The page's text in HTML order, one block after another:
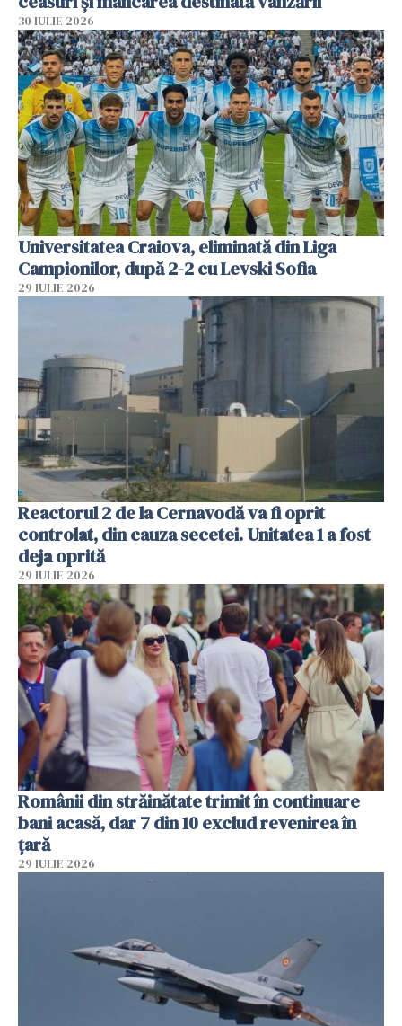
30 IULIE 2026
Universitatea Craiova, eliminată din Liga
Campionilor, după 2-2 cu Levski Sofia
29 IULIE 2026
Reactorul 2 de la Cernavodă va fi oprit
controlat, din cauza secetei. Unitatea 1 a fost
deja oprită
29 IULIE 2026
Românii din străinătate trimit în continuare
bani acasă, dar 7 din 10 exclud revenirea în
țară
29 IULIE 2026